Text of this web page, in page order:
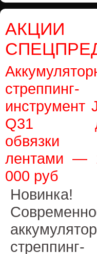
стреппинг-
инструмент
Q31
обвязки
лентами —
000 руб
Новинка!
стреппинг-